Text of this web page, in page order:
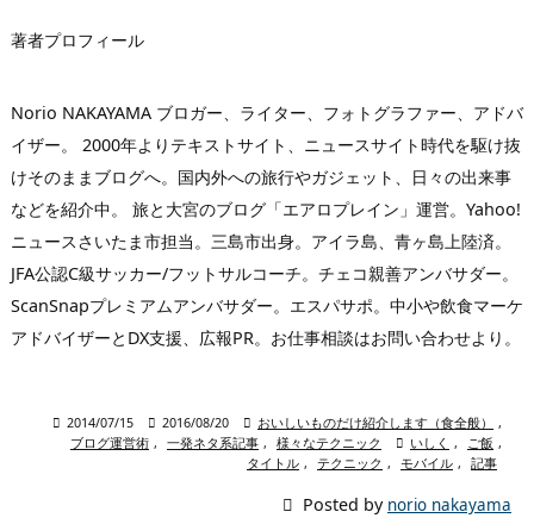
著者プロフィール
Norio NAKAYAMA ブロガー、ライター、フォトグラファー、アドバ
イザー。 2000年よりテキストサイト、ニュースサイト時代を駆け抜
けそのままブログへ。国内外への旅行やガジェット、日々の出来事
などを紹介中。 旅と大宮のブログ「エアロプレイン」運営。Yahoo!
ニュースさいたま市担当。三島市出身。アイラ島、青ヶ島上陸済。
JFA公認C級サッカー/フットサルコーチ。チェコ親善アンバサダー。
ScanSnapプレミアムアンバサダー。エスパサポ。中小や飲食マーケ
アドバイザーとDX支援、広報PR。お仕事相談はお問い合わせより。
 2014/07/15  2016/08/20  おいしいものだけ紹介します（食全般）
,
ブログ運営術 , 一発ネタ系記事 , 様々なテクニック  いしく , ご飯 ,
タイトル , テクニック , モバイル , 記事
 Posted by norio nakayama